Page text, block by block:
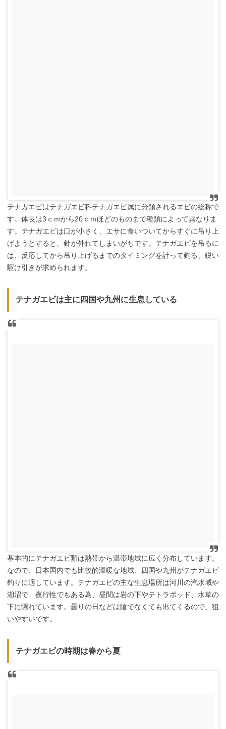
テナガエビはテナガエビ科テナガエビ属に分類されるエビの総称で
す。体長は3ｃｍから20ｃｍほどのものまで種類によって異なりま
す。テナガエビは口が小さく、エサに食いついてからすぐに吊り上
げようとすると、針が外れてしまいがちです。テナガエビを吊るに
は、反応してから吊り上げるまでのタイミングを計って釣る、鋭い
駆け引きが求められます。
テナガエビは主に四国や九州に生息している
基本的にテナガエビ類は熱帯から温帯地域に広く分布しています。
なので、日本国内でも比較的温暖な地域、四国や九州がテナガエビ
釣りに適しています。テナガエビの主な生息場所は河川の汽水域や
湖沼で、夜行性でもある為、昼間は岩の下やテトラポッド、水草の
下に隠れています。曇りの日などは陰でなくても出てくるので、狙
いやすいです。
テナガエビの時期は春から夏